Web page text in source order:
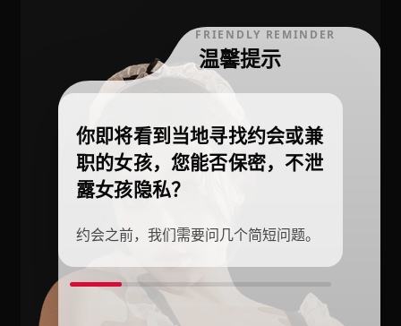
FRIENDLY REMINDER
温馨提示
你即将看到当地寻找约会或兼
职的女孩，您能否保密，不泄
露女孩隐私？
约会之前，我们需要问几个简短问题。